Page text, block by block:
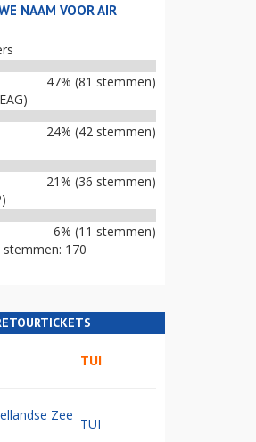
NAAM VOOR AIR
47% (81 stemmen)
24% (42 stemmen)
21% (36 stemmen)
6% (11 stemmen)
170
TUI
Zee
TUI